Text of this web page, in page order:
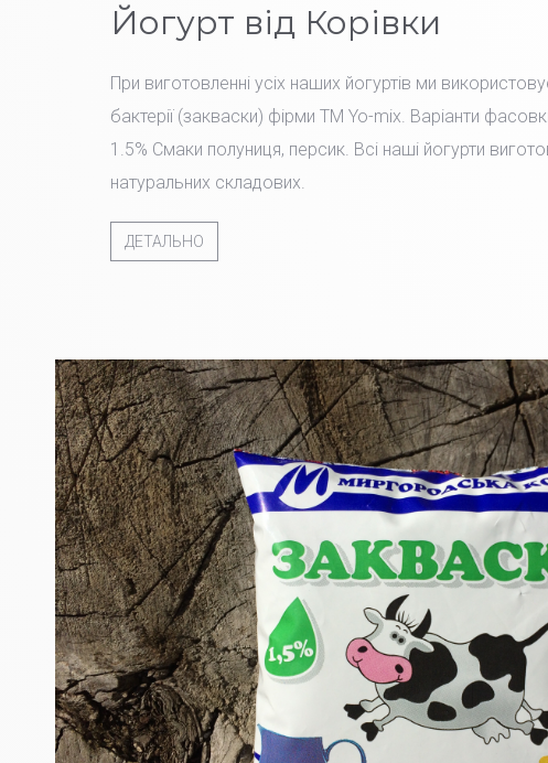
Йогурт від Корівки
При виготовленні усіх наших йогуртів ми
бактерії (закваски) фірми TM Yo-mix. Варіанти
1.5% Смаки полуниця, персик. Всі наші йогурти
натуральних складових.
ДЕТАЛЬНО